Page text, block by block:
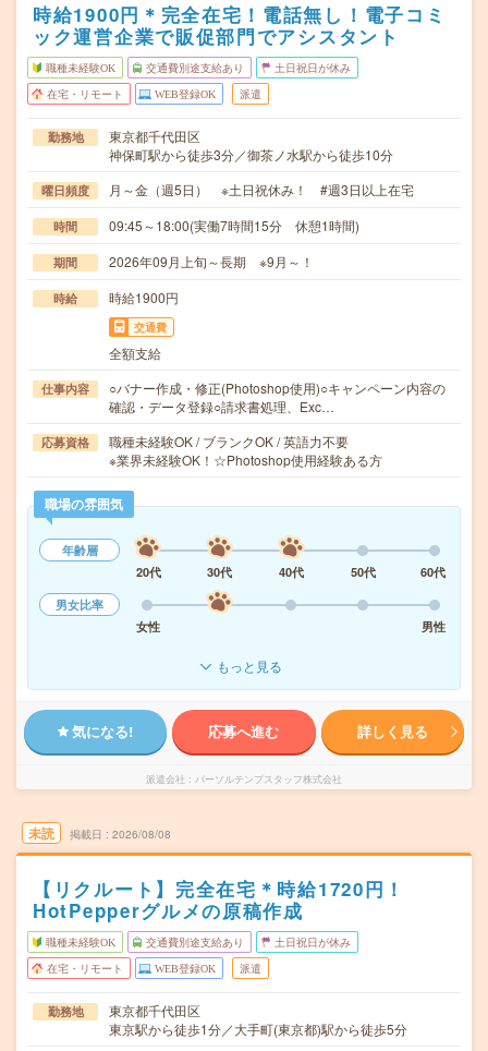
時給1900円＊完全在宅！電話無し！電子コミ
ック運営企業で販促部門でアシスタント
職種未経験OK 交通費別途支給あり 土日祝日が休み
在宅・リモート WEB登録OK 派遣
勤務地
東京都千代田区
神保町駅から徒歩3分／御茶ノ水駅から徒歩10分
曜日頻度 月～金（週5日） ※土日祝休み！ #週3日以上在宅
時間 09:45～18:00(実働7時間15分 休憩1時間)
期間 2026年09月上旬～長期 ※9月～！
時給 時給1900円
交通費
全額支給
仕事内容
○バナー作成・修正(Photoshop使用)○キャンペーン内容の
確認・データ登録○請求書処理、Exc…
応募資格
職種未経験OK / ブランクOK / 英語力不要
※業界未経験OK！☆Photoshop使用経験ある方
職場の雰囲気
年齢層
20代
30代 40代 50代
60代
男女比率
女性
男性
もっと見る
気になる! 応募へ進む 詳しく見る
派遣会社 パーソルテンプスタッフ株式会社
未読 掲載日 2026/08/08
【リクルート】完全在宅＊時給1720円！
HotPepperグルメの原稿作成
職種未経験OK 交通費別途支給あり 土日祝日が休み
在宅・リモート WEB登録OK 派遣
勤務地
東京都千代田区
東京駅から徒歩1分／大手町(東京都)駅から徒歩5分